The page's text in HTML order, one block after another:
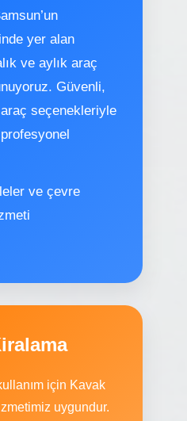
yer alan
ve aylık araç
Güvenli,
seçenekleriyle
ve çevre
için Kavak
uygundur.